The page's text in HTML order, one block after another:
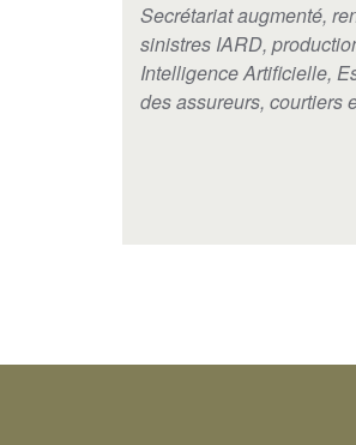
Secrétariat augmenté,
sinistres IARD,
Intelligence Artificielle,
des assureurs, courtiers